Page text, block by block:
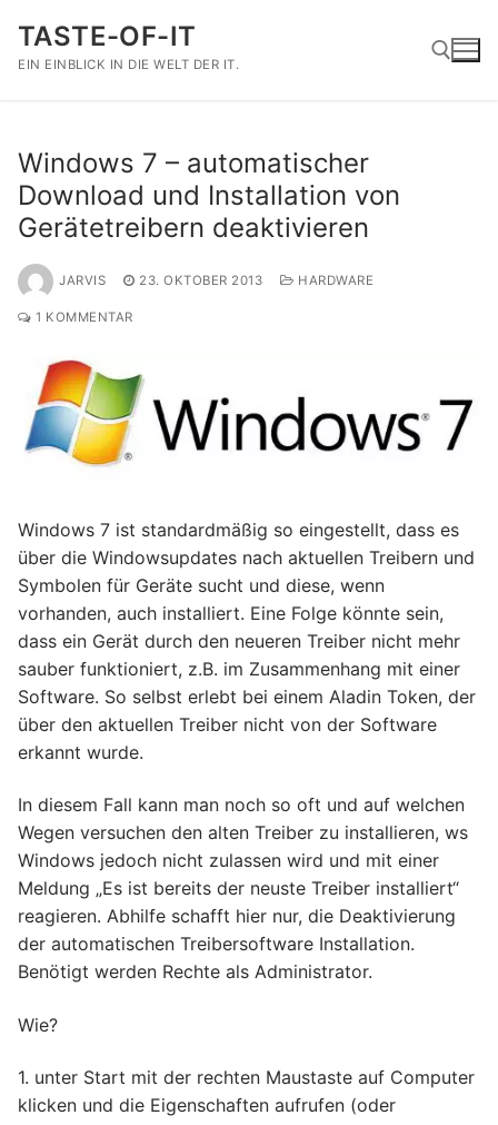
Inhalt
springen
TASTE-OF-IT
EIN EINBLICK IN DIE WELT DER IT.
Windows 7 – automatischer
Download und Installation von
Gerätetreibern deaktivieren
JARVIS 23. OKTOBER 2013 HARDWARE
1 KOMMENTAR
Windows 7 ist standardmäßig so eingestellt, dass es
über die Windowsupdates nach aktuellen Treibern und
Symbolen für Geräte sucht und diese, wenn
vorhanden, auch installiert. Eine Folge könnte sein,
dass ein Gerät durch den neueren Treiber nicht mehr
sauber funktioniert, z.B. im Zusammenhang mit einer
Software. So selbst erlebt bei einem Aladin Token, der
über den aktuellen Treiber nicht von der Software
erkannt wurde.
In diesem Fall kann man noch so oft und auf welchen
Wegen versuchen den alten Treiber zu installieren, ws
Windows jedoch nicht zulassen wird und mit einer
Meldung „Es ist bereits der neuste Treiber installiert“
reagieren. Abhilfe schafft hier nur, die Deaktivierung
der automatischen Treibersoftware Installation.
Benötigt werden Rechte als Administrator.
Wie?
1. unter Start mit der rechten Maustaste auf Computer
klicken und die Eigenschaften aufrufen (oder